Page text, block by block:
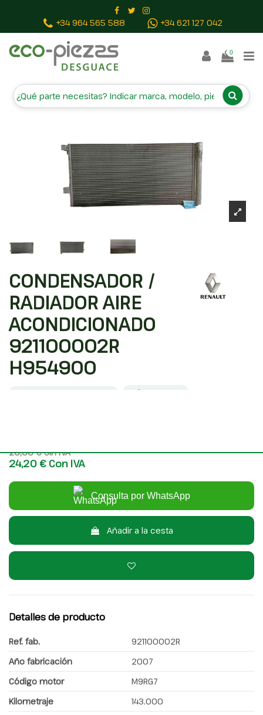
+34 964 565 588 +34 621 127 042
0
CONDENSADOR / RADIADOR
AIRE ACONDICIONADO 921100002R H954900
CONDENSADOR /
RADIADOR AIRE
ACONDICIONADO
921100002R
H954900
20,00 € Sin IVA
24,20 € Con IVA
Consulta por WhatsApp
Añadir a la cesta
Detalles de producto
Ref. fab.
921100002R
Año fabricación
2007
Código motor
M9RG7
Kilometraje
143.000